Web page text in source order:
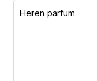
Heren parfum